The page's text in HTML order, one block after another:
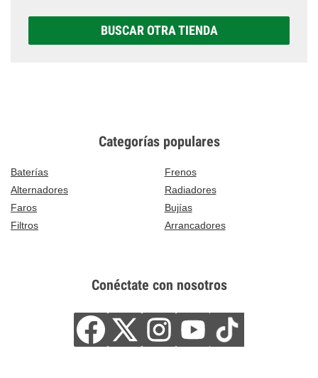
BUSCAR OTRA TIENDA
Categorías populares
Baterías
Frenos
Alternadores
Radiadores
Faros
Bujías
Filtros
Arrancadores
Conéctate con nosotros